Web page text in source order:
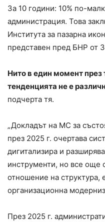
За 10 години: 10% по-
администрация. Това
Института за пазарна
представен пред БНР от
Нито в един момент през
тенденцията не е
подчерта тя.
„Докладът на МС за
през 2025 г. очертава
дигитализира и
инструменти, но все още
отношение на структура,
организационна
През 2025 г.